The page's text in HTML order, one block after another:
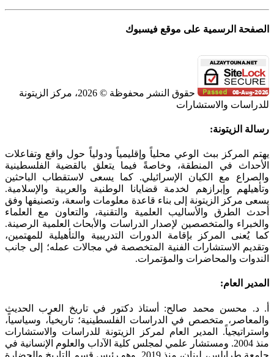
الصفحة الرسمية على موقع فيسبوك
حقوق النشر محفوظة © 2026، مركز الزيتونة
للدراسات والاستشارات
Toggle
Bar
Area
رسالة الزيتونة:
يهتم المركز ببث الوعي محلياً وإقليمياً ودولياً حول واقع وتفاعلات
الأحداث في المنطقة، وخاصةً فيما يتعلق بالقضية الفلسطينية
والصراع مع الكيان الإسرائيلي. كما يسعى لاستقطاب الباحثين
وتأهيلهم وإبرازهم لخدمة قضايانا الوطنية والعربية والإسلامية.
يسعى مركز الزيتونة إلى بناء قاعدة معلومات واسعة، وتصنيفها وفق
أحدث الطرق والأساليب العلمية والتقنية، والتعاون مع العلماء
والخبراء والمتخصصين لإصدار الدراسات والأبحاث العلمية الرصينة.
كما يُعنى المركز بإقامة الدورات التدريبية والتأهيلية للمهتمين،
وتقديم الاستشارات الفنية المتخصصة في مجالات عمله؛ إلى جانب
الندوات والمحاضرات والمؤتمرات.
المدير العام:
أ. د. محسن محمد صالح: أستاذ دكتور في تاريخ العرب الحديث
والمعاصر، متخصص في الدراسات الفلسطينية؛ تاريخياً، وسياسياً،
واستراتيجياً. المدير العام لمركز الزيتونة للدراسات والاستشارات
منذ 2004. ومستشار علمي لمجلس كلية الآداب والعلوم الإنسانية في
جامعة طرابلس، لبنان، منذ 2019. وهو رئيس قسم التاريخ والحضارة